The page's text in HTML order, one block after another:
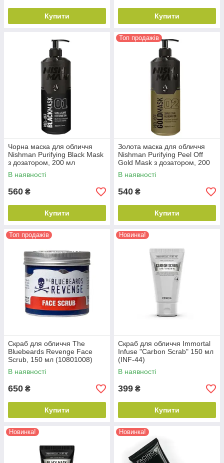
Купити Купити
Чорна маска для обличчя
Nishman Purifying Black Mask
з дозатором, 200 мл
В наявності
560 ₴
Купити
Топ продажів
Золота маска для обличчя
Nishman Purifying Peel Off
Gold Mask з дозатором, 200
мл
В наявності
540 ₴
Купити
Топ продажів
Скраб для обличчя The
Bluebeards Revenge Face
Scrub, 150 мл (10801008)
В наявності
650 ₴
Купити
Новинка!
Скраб для обличчя Immortal
Infuse "Carbon Scrab" 150 мл
(INF-44)
В наявності
399 ₴
Купити
Новинка! Новинка!